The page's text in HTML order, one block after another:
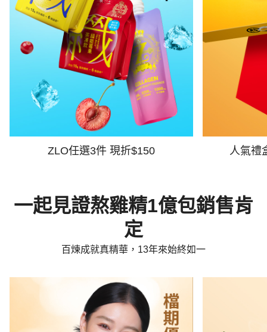
ZLO任選3件 現折$150 人氣禮
一起見證熬雞精1億包銷售肯
定
百煉成就真精華，13年來始終如一